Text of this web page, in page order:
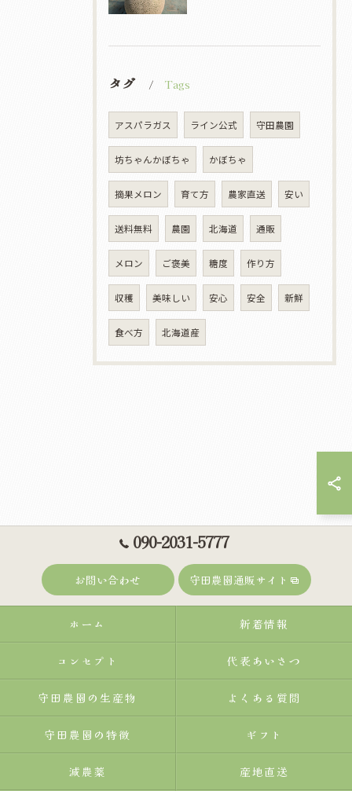
タグ Tags
アスパラガス ライン公式 守田農園
坊ちゃんかぼちゃ かぼちゃ
摘果メロン 育て方 農家直送 安い
送料無料 農園 北海道 通販
メロン ご褒美 糖度 作り方
収穫 美味しい 安心 安全 新鮮
食べ方 北海道産
090-2031-5777
お問い合わせ 守田農園通販サイト
ホーム 新着情報
コンセプト 代表あいさつ
守田農園の生産物 よくある質問
守田農園の特徴 ギフト
減農薬 産地直送